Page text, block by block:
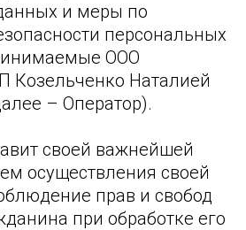
и меры по
персональных
ООО
Козельченко Наталией
– Оператор).
своей важнейшей
осуществления своей
прав и свобод
при обработке его